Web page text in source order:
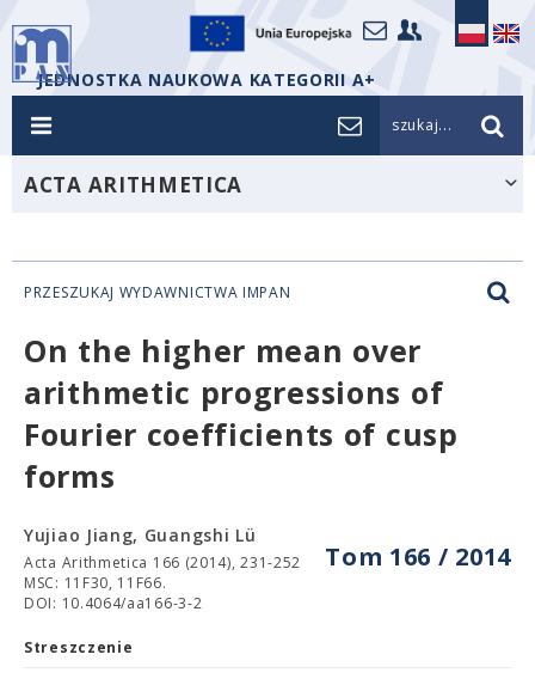
JEDNOSTKA NAUKOWA KATEGORII A+
szukaj...
ACTA ARITHMETICA
PRZESZUKAJ WYDAWNICTWA IMPAN
On the higher mean over
arithmetic progressions of
Fourier coefficients of cusp
forms
Tom 166 / 2014
Yujiao Jiang, Guangshi Lü
Acta Arithmetica 166 (2014), 231-252
MSC: 11F30, 11F66.
DOI: 10.4064/aa166-3-2
Streszczenie